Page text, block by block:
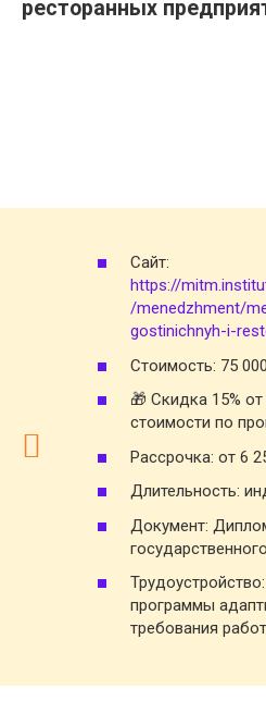
ресторанных
Сайт:
https://
/menedzhment/
gostinichnyh-i-
Стоимость: 75
🎁 Скидка 15%
стоимости по
Рассрочка: от 6
Длительность:
Документ:
программы
требования